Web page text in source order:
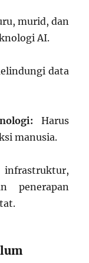
murid, dan
AI.
data
Harus
manusia.
penerapan